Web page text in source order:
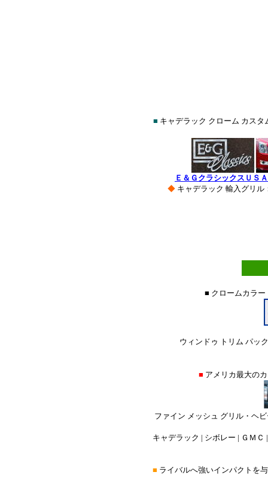
■ キャデラック クローム カス
Ｅ＆ＧクラシックスＵＳＡ
◆ キャデラック 輸入グリ
■ クロームカラー
ウィンドゥ トリム パッ
■ アメリカ最大の
ファイン メッシュ グリル・ヘ
キャデラック | シボレー | ＧＭ
■ ライバルへ強いインパクトを